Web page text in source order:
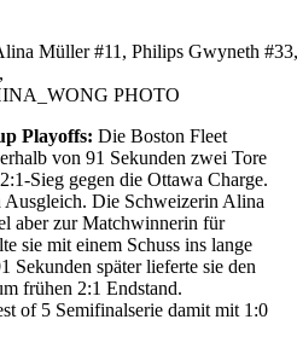
Müller #11, Philips Gwyneth
PHOTO
Playoffs: Die Boston Fleet
von 91 Sekunden zwei Tore
Sieg gegen die Ottawa Charge.
Die Schweizerin Alina
aber zur Matchwinnerin für
sie mit einem Schuss ins lange
Sekunden später lieferte sie den
frühen 2:1 Endstand.
of 5 Semifinalserie damit mit 1:0